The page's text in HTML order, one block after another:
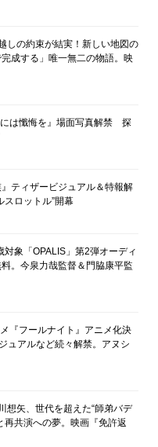
しの約束が結実！新しい地図の
成する」唯一無二の物語。映
は懺悔を』場面写真解禁 探
ティザービジュアル＆特報解
ロットル”開幕
象「OPALIS」第2弾オーディ
。今泉力哉監督＆門脇康平監
『フールナイト』アニメ化決
ュアルなど続々解禁。アヌシ
想矢、世代を超えた“師弟バデ
再共演への夢。映画『免許返